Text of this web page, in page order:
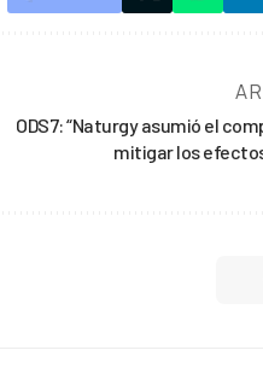
ODS7: “Naturgy asumió el
mitigar los